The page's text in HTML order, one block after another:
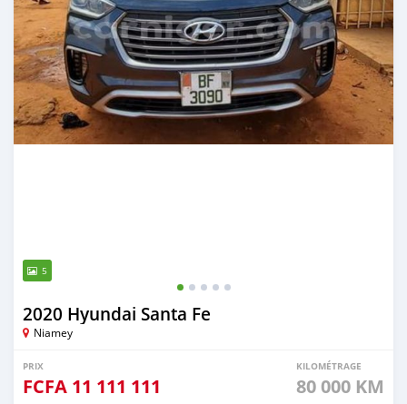
5
2020 Hyundai Santa Fe
Niamey
PRIX
FCFA 11 111 111
KILOMÉTRAGE
80 000 KM